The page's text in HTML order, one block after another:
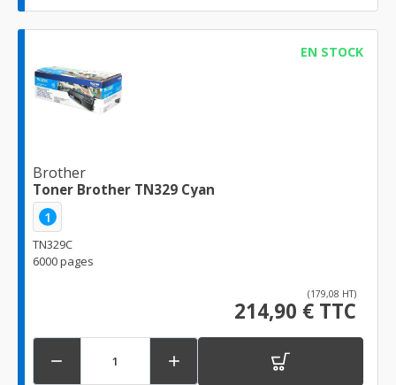
EN STOCK
Brother
Toner Brother TN329 Cyan
1
TN329C
6000 pages
(179,08 HT)
214,90 € TTC
 